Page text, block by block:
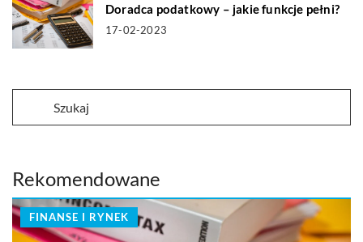
Doradca podatkowy – jakie funkcje pełni?
17-02-2023
Rekomendowane
FINANSE I RYNEK